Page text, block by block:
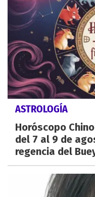
ASTROLOGÍA
Horóscopo
del 7 al 9 de
regencia del